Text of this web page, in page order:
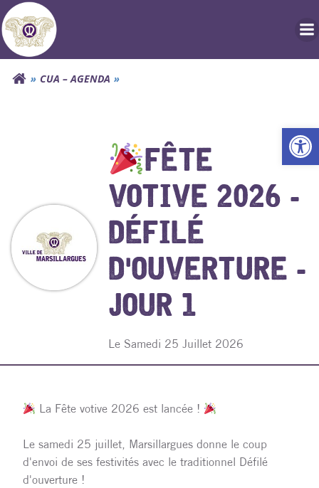
Aller
au
contenu
CUA – AGENDA
FÊTE
VOTIVE 2026 -
DÉFILÉ
D'OUVERTURE -
JOUR 1
Le Samedi 25 Juillet 2026
La Fête votive 2026 est lancée !
Le samedi 25 juillet, Marsillargues donne le coup
d'envoi de ses festivités avec le traditionnel Défilé
d'ouverture !